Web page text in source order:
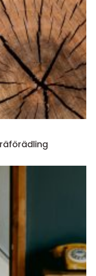
träförädling